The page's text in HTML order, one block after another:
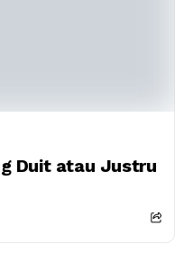
Duit atau Justru